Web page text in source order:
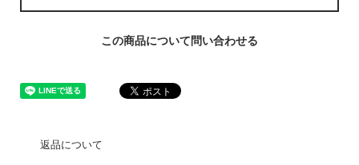
この商品について問い合わせる
返品について